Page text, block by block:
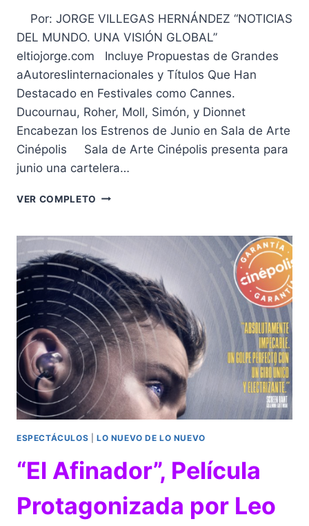
Por: JORGE VILLEGAS HERNÁNDEZ “NOTICIAS
DEL MUNDO. UNA VISIÓN GLOBAL”
eltiojorge.com Incluye Propuestas de Grandes
aAutoresIinternacionales y Títulos Que Han
Destacado en Festivales como Cannes.
Ducournau, Roher, Moll, Simón, y Dionnet
Encabezan los Estrenos de Junio en Sala de Arte
Cinépolis Sala de Arte Cinépolis presenta para
junio una cartelera…
VER COMPLETO ESTRENOS
DE
CINÉPOLIS
PARA
JUNIO
ESPECTÁCULOS LO NUEVO DE LO NUEVO
“El Afinador”, Película
Protagonizada por Leo